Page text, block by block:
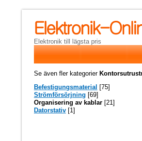
Elektronik till lägsta pris
Se även fler kategorier
Befestigungsmaterial [75]
Strömförsörjning [69]
Organisering av kablar [21]
Datorstativ [1]